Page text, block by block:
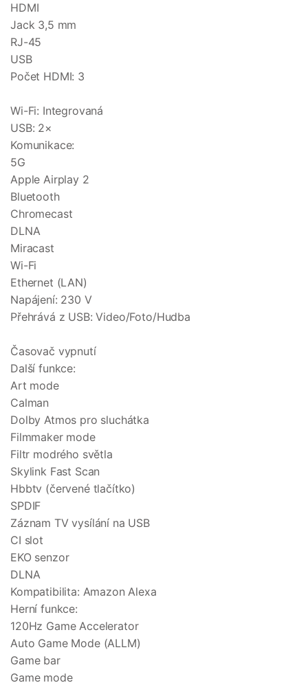
HDMI
Jack 3,5 mm
RJ-45
USB
Počet HDMI: 3
Wi-Fi: Integrovaná
USB: 2×
Komunikace:
5G
Apple Airplay 2
Bluetooth
Chromecast
DLNA
Miracast
Wi-Fi
Ethernet (LAN)
Napájení: 230 V
Přehrává z USB: Video/Foto/Hudba
Časovač vypnutí
Další funkce:
Art mode
Calman
Dolby Atmos pro sluchátka
Filmmaker mode
Filtr modrého světla
Skylink Fast Scan
Hbbtv (červené tlačítko)
SPDIF
Záznam TV vysílání na USB
CI slot
EKO senzor
DLNA
Kompatibilita: Amazon Alexa
Herní funkce:
120Hz Game Accelerator
Auto Game Mode (ALLM)
Game bar
Game mode